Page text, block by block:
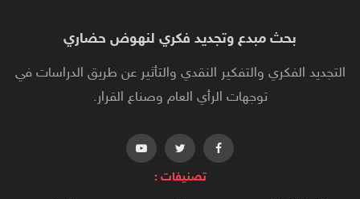
بحث مبدع وتجديد فكري لنهوض حضاري
التجديد الفكري والتفكير النقدي والتأثير عن طريق الدراسات في
توجهات الرأي العام وصناع القرار.
تصنيفات :